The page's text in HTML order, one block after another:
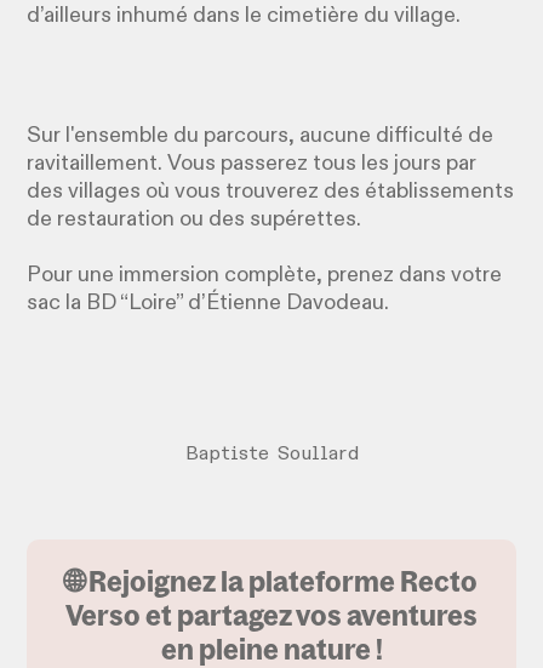
d’ailleurs inhumé dans le cimetière du village.
Sur l'ensemble du parcours, aucune difficulté de
ravitaillement. Vous passerez tous les jours par
des villages où vous trouverez des établissements
de restauration ou des supérettes.
Pour une immersion complète, prenez dans votre
sac la BD “Loire” d’Étienne Davodeau.
Baptiste Soullard
🌐 Rejoignez la plateforme Recto
Verso et partagez vos aventures
en pleine nature !